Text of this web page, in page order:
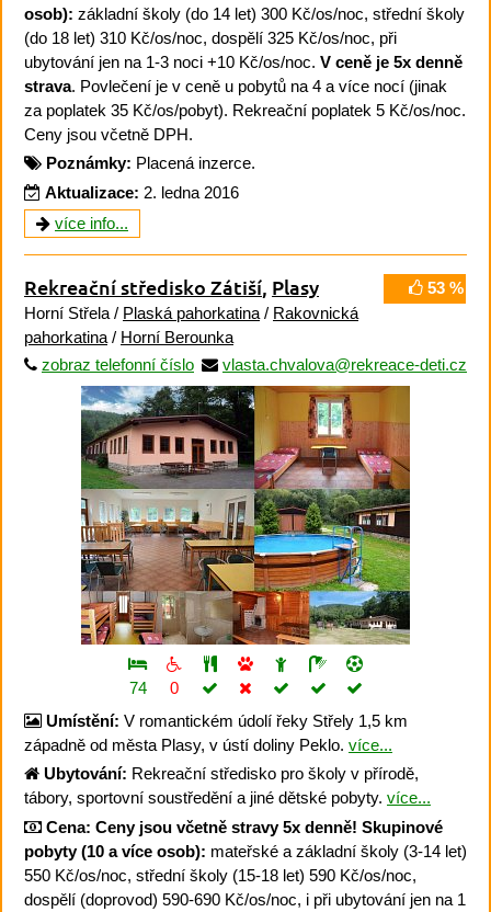
osob): základní školy (do 14 let) 300 Kč/os/noc, střední školy
(do 18 let) 310 Kč/os/noc, dospělí 325 Kč/os/noc, při
ubytování jen na 1-3 noci +10 Kč/os/noc. V ceně je 5x denně
strava. Povlečení je v ceně u pobytů na 4 a více nocí (jinak
za poplatek 35 Kč/os/pobyt). Rekreační poplatek 5 Kč/os/noc.
Ceny jsou včetně DPH.
Poznámky: Placená inzerce.
Aktualizace: 2. ledna 2016
více info...
53 %
Rekreační středisko Zátiší, Plasy
Horní Střela / Plaská pahorkatina / Rakovnická
pahorkatina / Horní Berounka
zobraz telefonní číslo
vlasta.chvalova@rekreace-deti.cz
74
0
Umístění: V romantickém údolí řeky Střely 1,5 km
západně od města Plasy, v ústí doliny Peklo. více...
Ubytování: Rekreační středisko pro školy v přírodě,
tábory, sportovní soustředění a jiné dětské pobyty. více...
Cena: Ceny jsou včetně stravy 5x denně! Skupinové
pobyty (10 a více osob): mateřské a základní školy (3-14 let)
550 Kč/os/noc, střední školy (15-18 let) 590 Kč/os/noc,
dospělí (doprovod) 590-690 Kč/os/noc, i při ubytování jen na 1